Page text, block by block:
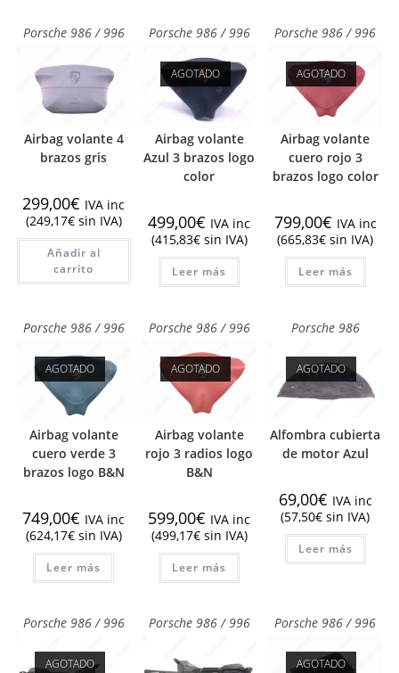
Porsche 986 / 996
Airbag volante 4
brazos gris
299,00€ IVA inc
(249,17€sin IVA)
Añadir al
carrito
Porsche 986 / 996
AGOTADO
Airbag volante
Azul 3 brazos logo
color
499,00€ IVA inc
(415,83€sin IVA)
Leer más
Porsche 986 / 996
AGOTADO
Airbag volante
cuero rojo 3
brazos logo color
799,00€ IVA inc
(665,83€ sin IVA)
Leer más
Porsche 986 / 996
AGOTADO
Airbag volante
cuero verde 3
brazos logo B&N
749,00€ IVA inc
(624,17€sin IVA)
Leer más
Porsche 986 / 996
AGOTADO
Airbag volante
rojo 3 radios logo
B&N
599,00€ IVA inc
(499,17€sin IVA)
Leer más
Porsche 986
AGOTADO
Alfombra cubierta
de motor Azul
69,00€ IVA inc
(57,50€ sin IVA)
Leer más
Porsche 986 / 996
AGOTADO
Porsche 986 / 996 Porsche 986 / 996
AGOTADO